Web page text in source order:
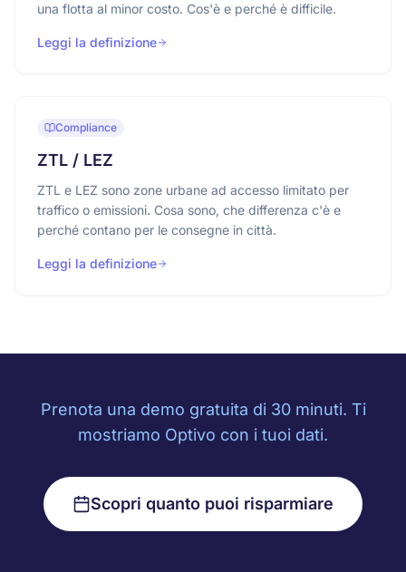
una flotta al minor costo. Cos'è e perché è difficile.
Leggi la definizione
Compliance
ZTL / LEZ
ZTL e LEZ sono zone urbane ad accesso limitato per
traffico o emissioni. Cosa sono, che differenza c'è e
perché contano per le consegne in città.
Leggi la definizione
Prenota una demo gratuita di 30 minuti. Ti
mostriamo Optivo con i tuoi dati.
Scopri quanto puoi risparmiare